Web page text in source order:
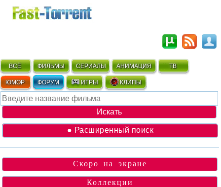
ВСЁ ФИЛЬМЫ СЕРИАЛЫ АНИМАЦИЯ ТВ
ЮМОР ФОРУМ ИГРЫ КЛИПЫ
● Расширенный поиск
Скоро на экране
Коллекции